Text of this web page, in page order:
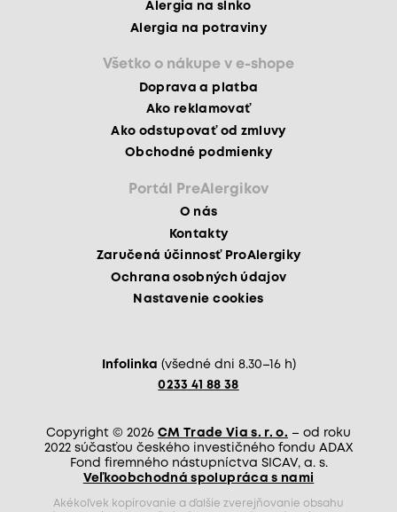
Alergia na slnko
Alergia na potraviny
Všetko o nákupe v e-shope
Doprava a platba
Ako reklamovať
Ako odstupovať od zmluvy
Obchodné podmienky
Portál PreAlergikov
O nás
Kontakty
Zaručená účinnosť ProAlergiky
Ochrana osobných údajov
Nastavenie cookies
Infolinka (všedné dni 8.30–16 h)
0233 41 88 38
Copyright © 2026 CM Trade Via s. r. o. – od roku
2022 súčasťou českého investičného fondu ADAX
Fond firemného nástupníctva SICAV, a. s.
Veľkoobchodná spolupráca s nami
Akékoľvek kopírovanie a ďalšie zverejňovanie obsahu